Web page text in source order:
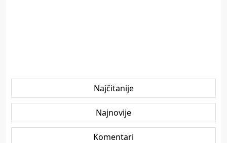
Najčitanije
Najnovije
Komentari